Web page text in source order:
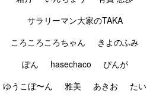
サラリーマン大家のTAKA
ころころころちゃん
きよのふみ
ぽん
hasechaco
ぴんが
ゆうこぼ〜ん
雅美 あきお
たい